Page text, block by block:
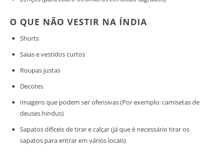
O QUE NÃO VESTIR NA ÍNDIA
Shorts
Saias e vestidos curtos
Roupas justas
Decotes
Imagens que podem ser ofensivas (Por exemplo: camisetas de
deuses hindus)
Sapatos difíceis de tirar e calçar (já que é necessário tirar os
sapatos para entrar em vários locais)